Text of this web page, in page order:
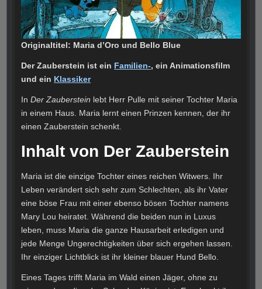
Originaltitel: Maria d’Oro und Bello Blue
Der Zauberstein ist ein Familien-, ein Animationsfilm
und ein Klassiker
InDer Zauberstein lebt Herr Pulle mit seiner Tochter Maria
in einem Haus. Maria lernt einen Prinzen kennen, der ihr
einen Zauberstein schenkt.
Inhalt von Der Zauberstein
Maria ist die einzige Tochter eines reichen Witwers. Ihr
Leben verändert sich sehr zum Schlechten, als ihr Vater
eine böse Frau mit einer ebenso bösen Tochter namens
Mary Lou heiratet. Während die beiden nun in Luxus
leben, muss Maria die ganze Hausarbeit erledigen und
jede Menge Ungerechtigkeiten über sich ergehen lassen.
Ihr einziger Lichtblick ist ihr kleiner blauer Hund Bello.
Eines Tages trifft Maria im Wald einen Jäger, ohne zu